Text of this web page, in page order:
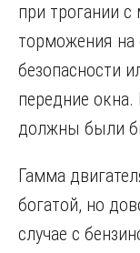
при трогании с
торможения на
безопасности
передние
должны были
Гамма
богатой, но
случае с